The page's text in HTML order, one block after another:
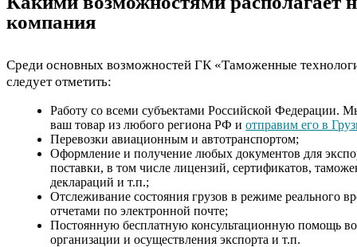
компания
Среди основных возможностей ГК «Таможенные
следует отметить:
Работу со всеми субъектами Российской Федерации.
ваш товар из любого региона РФ и отправим его в
Перевозки авиационным и автотранспортом;
Оформление и получение любых документов для
поставки, в том числе лицензий, сертификатов,
деклараций и т.п.;
Отслеживание состояния грузов в режиме реального
отчетами по электронной почте;
Постоянную бесплатную консультационную помощь
организации и осуществления экспорта и т.п.